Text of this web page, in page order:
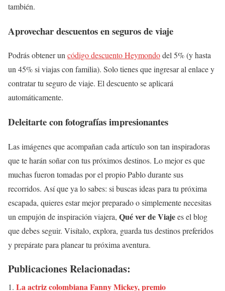
también.
Aprovechar descuentos en seguros de viaje
Podrás obtener uncódigo descuento Heymondodel 5% (y hasta
un 45% si viajas con familia). Solo tienes que ingresar al enlace y
contratar tu seguro de viaje. El descuento se aplicará
automáticamente.
Deleitarte con fotografías impresionantes
Las imágenes que acompañan cada artículo son tan inspiradoras
que te harán soñar con tus próximos destinos. Lo mejor es que
muchas fueron tomadas por el propio Pablo durante sus
recorridos. Así que ya lo sabes: si buscas ideas para tu próxima
escapada, quieres estar mejor preparado o simplemente necesitas
un empujón de inspiración viajera, Qué ver de Viajees el blog
que debes seguir. Visítalo, explora, guarda tus destinos preferidos
y prepárate para planear tu próxima aventura.
Publicaciones Relacionadas:
La actriz colombiana Fanny Mickey, premio